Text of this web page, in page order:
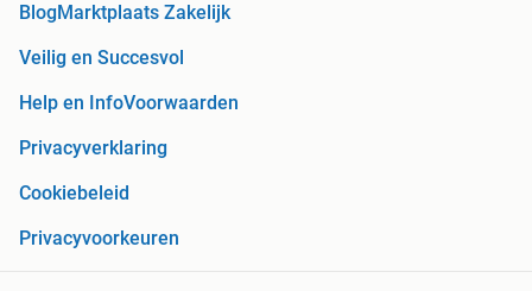
Blog Marktplaats Zakelijk
Veilig en Succesvol
Help en InfoVoorwaarden
Privacyverklaring
Cookiebeleid
Privacyvoorkeuren